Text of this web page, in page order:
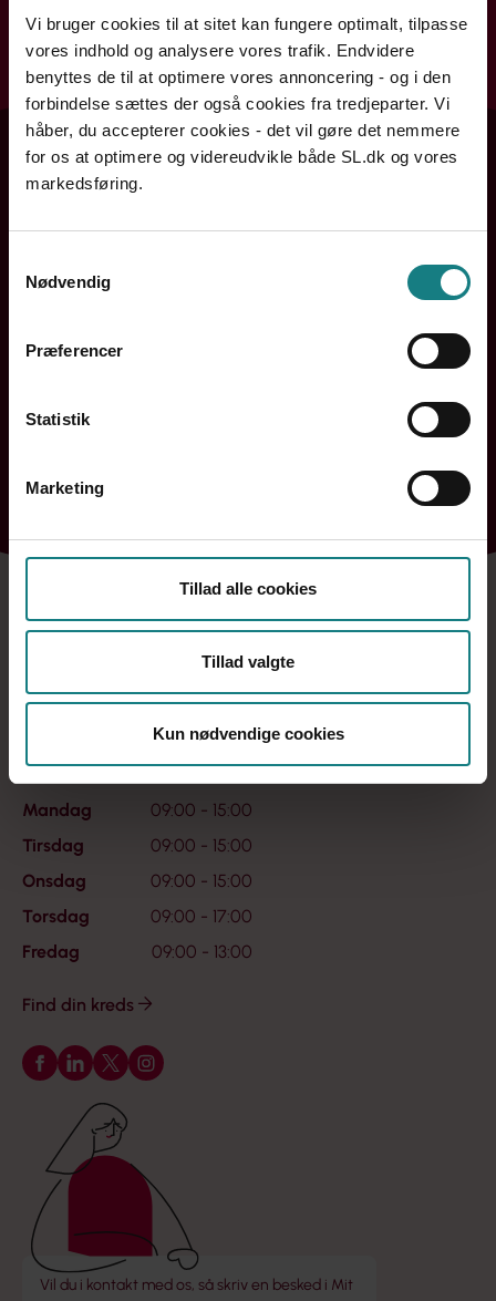
Vi bruger cookies til at sitet kan fungere optimalt, tilpasse
vores indhold og analysere vores trafik. Endvidere
benyttes de til at optimere vores annoncering - og i den
forbindelse sættes der også cookies fra tredjeparter. Vi
håber, du accepterer cookies - det vil gøre det nemmere
for os at optimere og videreudvikle både SL.dk og vores
markedsføring.
Nødvendig
Præferencer
Statistik
Marketing
Tillad alle cookies
Tillad valgte
Kun nødvendige cookies
Bornholm
Nordjylland
7248 6000
Mandag
09:00 - 15:00
Tirsdag
09:00 - 15:00
Onsdag
09:00 - 15:00
Torsdag
09:00 - 17:00
Fredag
09:00 - 13:00
Find din kreds
Følg os på Facebook
Følg os på LinkedIn
Følg os på X
Følg os på Instagram
Vil du i kontakt med os, så skriv en besked i Mit